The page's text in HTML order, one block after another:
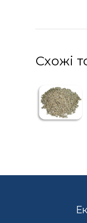
Схожі